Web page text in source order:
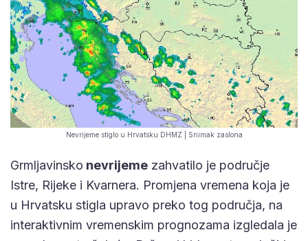
Nevrijeme stiglo u Hrvatsku DHMZ | Snimak zaslona
Grmljavinsko nevrijeme zahvatilo je područje
Istre, Rijeke i Kvarnera. Promjena vremena koja je
u Hrvatsku stigla upravo preko tog područja, na
interaktivnim vremenskim prognozama izgledala je